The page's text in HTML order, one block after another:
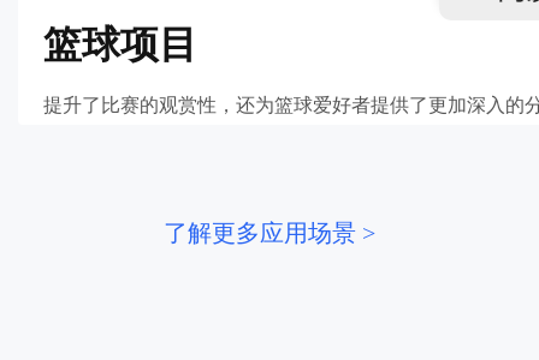
篮球项目
提升了比赛的观赏性，还为篮球爱好者提供了更加深入的
了解更多应用场景 >